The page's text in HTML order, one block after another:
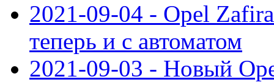
2021-09-04 - Opel
теперь и с автоматом
2021-09-03 - Новый